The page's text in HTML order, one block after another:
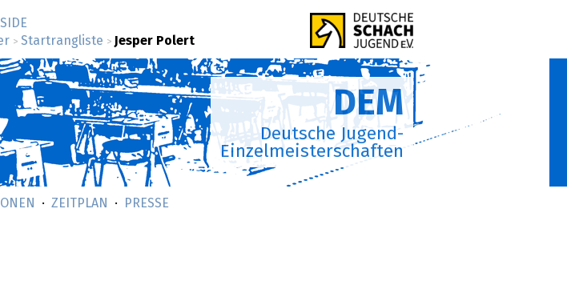
> Startrangliste > Jesper Polert
DEM
Deutsche Jugend-
Einzelmeisterschaften
ZEITPLAN PRESSE